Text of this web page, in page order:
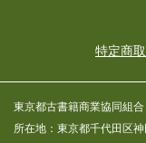
特定商
東京都古書籍商業協同組合
所在地：東京都千代田区